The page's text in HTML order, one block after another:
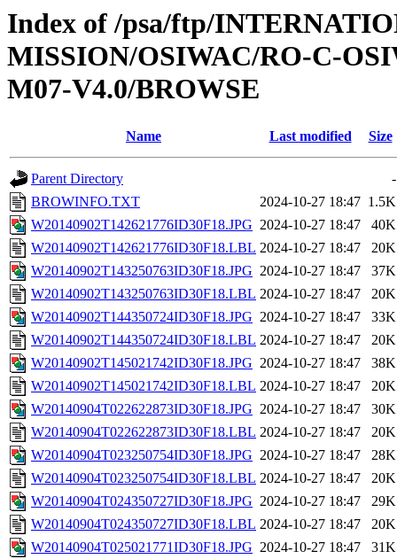
Index of /psa/ftp/
MISSION/OSIWAC/RO-C-
M07-V4.0/BROWSE
Name Last modified Size
Parent Directory
-
BROWINFO.TXT
2024-10-27 18:47 1.5K
W20140902T142621776ID30F18.JPG 2024-10-27 18:47
40K
W20140902T142621776ID30F18.LBL 2024-10-27 18:47
20K
W20140902T143250763ID30F18.JPG 2024-10-27 18:47
37K
W20140902T143250763ID30F18.LBL 2024-10-27 18:47
20K
W20140902T144350724ID30F18.JPG 2024-10-27 18:47
33K
W20140902T144350724ID30F18.LBL 2024-10-27 18:47
20K
W20140902T145021742ID30F18.JPG 2024-10-27 18:47
38K
W20140902T145021742ID30F18.LBL 2024-10-27 18:47
20K
W20140904T022622873ID30F18.JPG 2024-10-27 18:47
30K
W20140904T022622873ID30F18.LBL 2024-10-27 18:47
20K
W20140904T023250754ID30F18.JPG 2024-10-27 18:47
28K
W20140904T023250754ID30F18.LBL 2024-10-27 18:47
20K
W20140904T024350727ID30F18.JPG 2024-10-27 18:47
29K
W20140904T024350727ID30F18.LBL 2024-10-27 18:47
20K
W20140904T025021771ID30F18.JPG 2024-10-27 18:47
31K